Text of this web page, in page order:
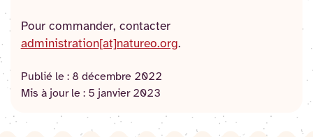
Pour commander, contacter
administration[at]natureo.org.
Publié le : 8 décembre 2022
Mis à jour le : 5 janvier 2023